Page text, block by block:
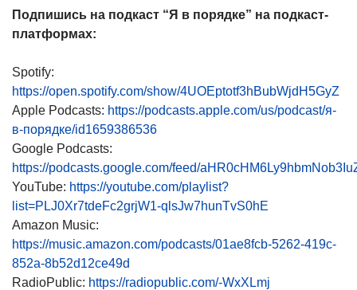
Подпишись на подкаст “Я в порядке” на подкаст-
платформах:
Spotify:
https://open.spotify.com/show/4UOEptotf3hBubWjdH5GyZ
Apple Podcasts: https://podcasts.apple.com/us/podcast/я-
в-порядке/id1659386536
Google Podcasts:
https://podcasts.google.com/feed/
YouTube: https://youtube.com/playlist?
list=PLJ0Xr7tdeFc2grjW1-qlsJw7hunTvS0hE
Amazon Music:
https://music.amazon.com/podcasts/01ae8fcb-5262-419c-
852a-8b52d12ce49d
RadioPublic: https://radiopublic.com/-WxXLmj